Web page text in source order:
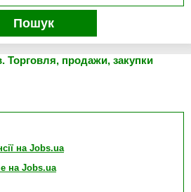
Пошук
Торговля, продажи, закупки
на Jobs.ua
на Jobs.ua